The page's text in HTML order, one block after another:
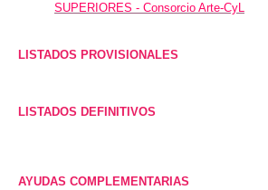
SUPERIORES - Consorcio Arte-CyL
LISTADOS PROVISIONALES
LISTADOS DEFINITIVOS
AYUDAS COMPLEMENTARIAS